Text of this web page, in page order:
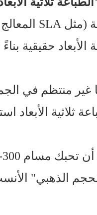
حقيقية
غير منتظم في
ثلاثية الأبعاد
الذهبي"